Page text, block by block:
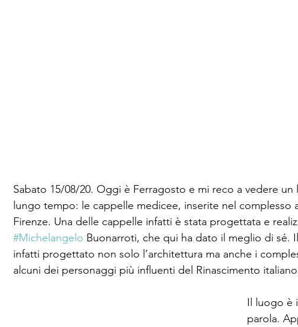
Sabato 15/08/20. Oggi è Ferragosto e mi reco a vedere
lungo tempo: le cappelle medicee, inserite nel complesso
Firenze. Una delle cappelle infatti è stata progettata e
#Michelangelo Buonarroti, che qui ha dato il meglio di sé.
infatti progettato non solo l’architettura ma anche i
alcuni dei personaggi più influenti del Rinascimento
Il luogo è
parola.